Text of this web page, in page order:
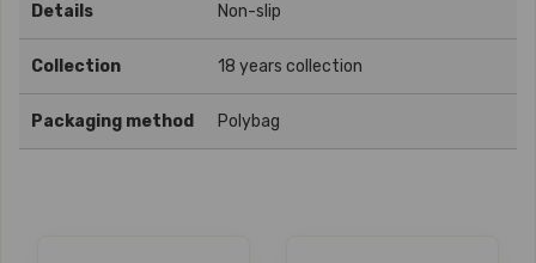
Details Non-slip
Collection 18 years collection
Packaging method Polybag